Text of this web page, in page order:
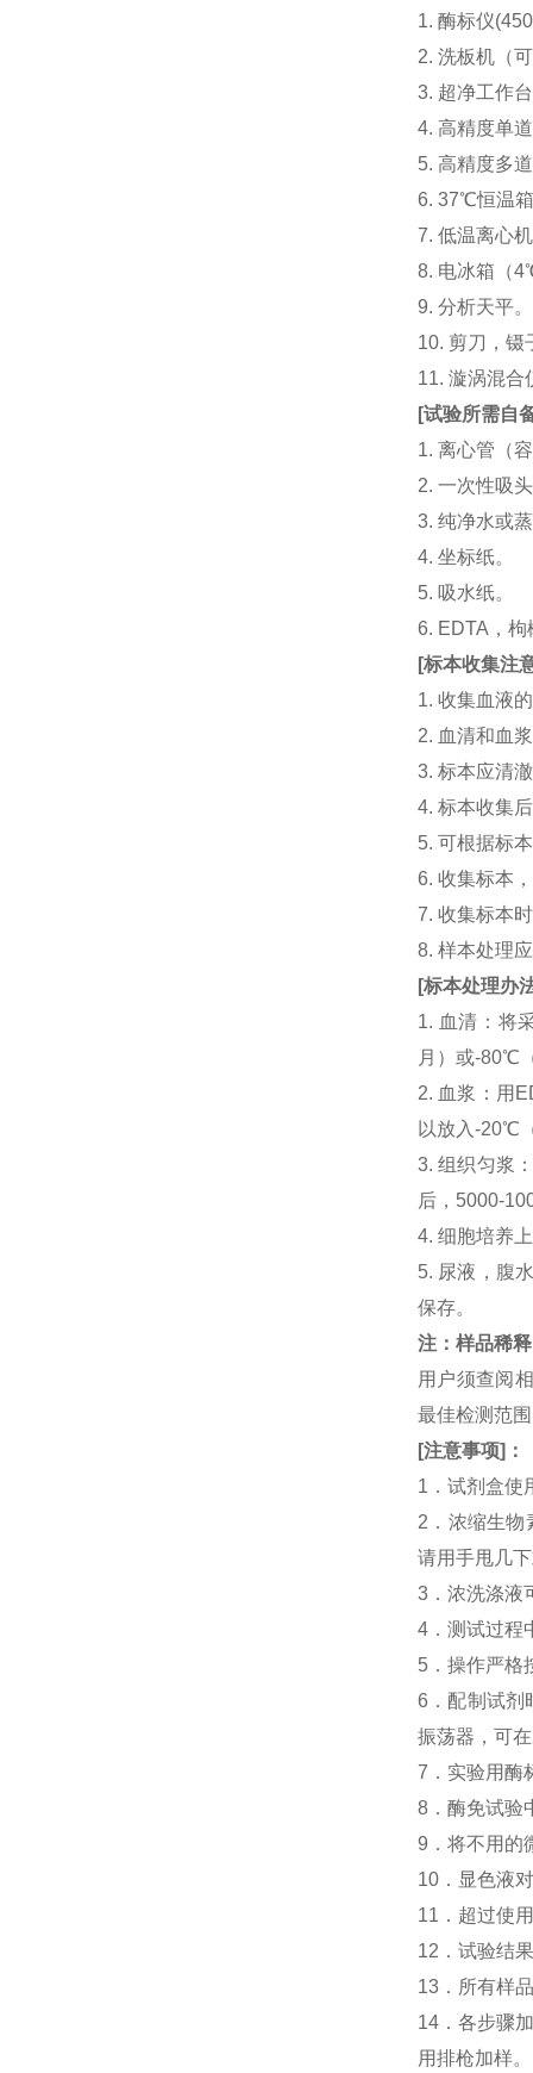
1. 酶标仪
2. 洗板机（
3. 超净工作
4. 高精度单
5. 高精度多
6. 37℃恒温
7. 低温离心
8. 电冰箱（
9. 分析天平。
10. 剪刀，镊
11. 漩涡混
[试验所需自
1. 离心管（
2. 一次性吸
3. 纯净水或
4. 坐标纸。
5. 吸水纸。
6. EDTA，
[标本收集注
1. 收集血液
2. 血清和血
3. 标本应清
4. 标本收集
5. 可根据标
6. 收集标本
7. 收集标本
8. 样本处理
[标本处理办
1. 血清：将
月）或-80℃
2. 血浆：用
以放入-20℃
3. 组织匀浆
后，5000-
4. 细胞培养
5. 尿液，腹
保存。
注：样品稀
用户须查阅
最佳检测范
[注意事项] ：
1．试剂盒使
2．浓缩生物
请用手甩几
3．浓洗涤液
4．测试过程
5．操作严格
6．配制试剂
振荡器，可
7．实验用酶
8．酶免试验
9．将不用的
10．显色液
11．超过使
12．试验结
13．所有样
14．各步骤
用排枪加样。